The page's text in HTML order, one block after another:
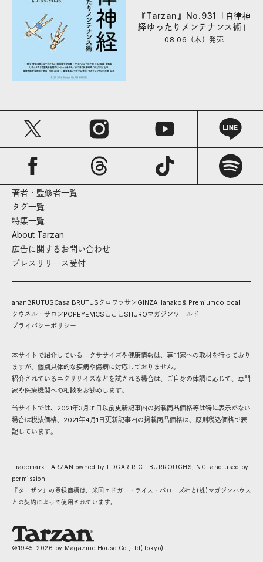
『Tarzan』No.931「自律神
経ゆったりメンテナンス術」
08.06（木）発売
著者・監修者一覧
タグ一覧
特集一覧
About Tarzan
広告に関するお問い合わせ
プレスリリース受付
ananBRUTUSCasa BRUTUS クロワッサンGINZAHanako& Premiumcolocal
クウネル・サロンPOPEYEMCS こここ SHUROマガジンワールド
プライバシーポリシー
本サイトで紹介しているエクササイズや健康情報は、専門家への取材を行っており
ますが、個別具体的な疾病や傷病に対応しておりません。
紹介されているエクササイズなどを試される場合は、ご自身の体調に応じて、専門
家や医療機関への相談をお勧めします。
当サイトでは、2021年3月31日以前更新記事内の掲載商品価格等は特に表示がない
場合は税抜価格、2021年4月1日更新記事内の掲載商品価格は、原則税込価格で表
記しています。
Trademark TARZAN owned by EDGAR RICE BURROUGHS,INC. and used by
permission.
『ターザン』の登録商標は、米国エドガー・ライス・バローズ社と(株)マガジンハウス
との契約によって使用されています。
©1945-2026 by Magazine House Co.,Ltd(Tokyo)